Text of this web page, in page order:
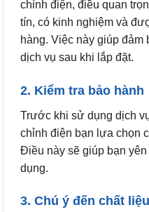
chỉnh điện, điều quan
tín, có kinh nghiệm và
hàng. Việc này giúp
dịch vụ sau khi lắp đặt.
2. Kiểm tra bảo hành
Trước khi sử dụng dịch
chỉnh điện bạn lựa chọn
Điều này sẽ giúp bạn
dụng.
3. Chú ý đến chất